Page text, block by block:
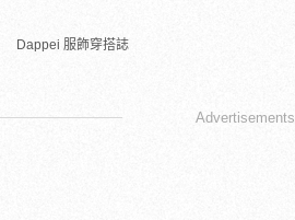
Dappei 服飾穿搭誌
Advertisements